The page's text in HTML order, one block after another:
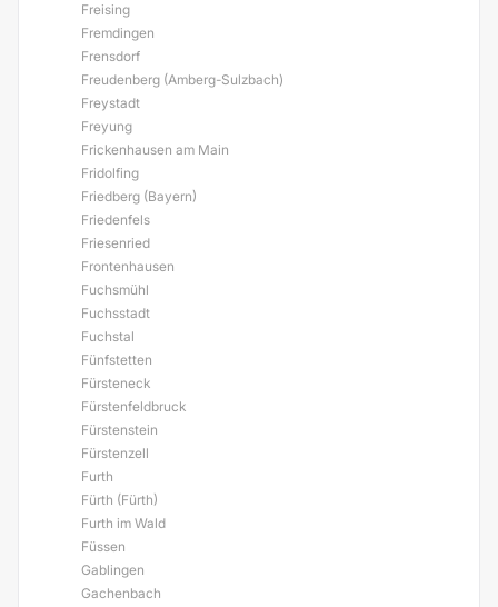
Freising
Fremdingen
Frensdorf
Freudenberg (Amberg-Sulzbach)
Freystadt
Freyung
Frickenhausen am Main
Fridolfing
Friedberg (Bayern)
Friedenfels
Friesenried
Frontenhausen
Fuchsmühl
Fuchsstadt
Fuchstal
Fünfstetten
Fürsteneck
Fürstenfeldbruck
Fürstenstein
Fürstenzell
Furth
Fürth (Fürth)
Furth im Wald
Füssen
Gablingen
Gachenbach